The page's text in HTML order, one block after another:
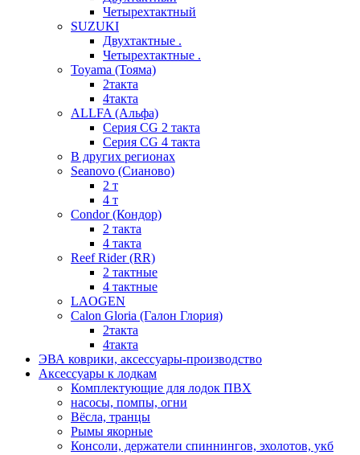
Четырехтактный
SUZUKI
Двухтактные .
Четырехтактные .
Toyama (Тояма)
2такта
4такта
ALLFA (Альфа)
Серия СG 2 такта
Серия СG 4 такта
В других регионах
Seanovo (Сианово)
2 т
4 т
Condor (Кондор)
2 такта
4 такта
Reef Rider (RR)
2 тактные
4 тактные
LAOGEN
Calon Gloria (Галон Глория)
2такта
4такта
ЭВА коврики, аксессуары-производство
Аксессуары к лодкам
Комплектующие для лодок ПВХ
насосы, помпы, огни
Вёсла, транцы
Рымы якорные
Консоли, держатели спиннингов, эхолотов, укб